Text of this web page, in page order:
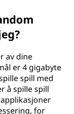
av dine
er 4 gigabyte
spill med
å spille spill
for